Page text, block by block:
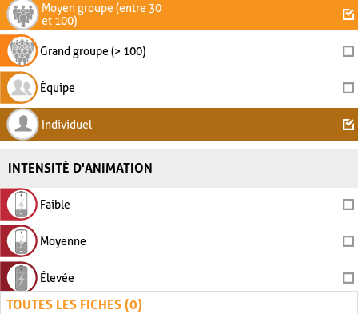
Moyen groupe (entre 30
et 100)
Grand groupe (> 100)
Équipe
Individuel
INTENSITÉ D'ANIMATION
Faible
Moyenne
Élevée
TOUTES LES FICHES (0)